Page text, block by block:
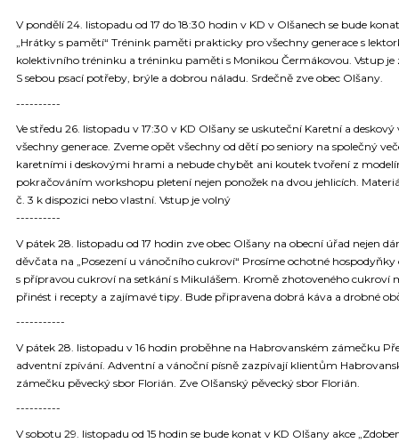
V pondělí 24. listopadu od 17 do 18:30 hodin v KD v Olšanech se bude
„Hrátky s pamětí“ Trénink paměti prakticky pro všechny generace s
kolektivního tréninku a tréninku paměti s Monikou Čermákovou. Vstup je
S sebou psací potřeby, brýle a dobrou náladu. Srdečně zve obec Olšany.
----------
Ve středu 26. listopadu v 17:30 v KD Olšany se uskuteční Karetní a deskový
všechny generace. Zveme opět všechny od dětí po seniory na společný
karetními i deskovými hrami a nebude chybět ani koutek tvoření z
pokračováním workshopu pletení nejen ponožek na dvou jehlicích.
č. 3 k dispozici nebo vlastní. Vstup je volný
----------
V pátek 28. listopadu od 17 hodin zve obec Olšany na obecní úřad nejen
děvčata na „Posezení u vánočního cukroví“ Prosíme ochotné
s přípravou cukroví na setkání s Mikulášem. Kromě zhotoveného cukroví
přinést i recepty a zajímavé tipy. Bude připravena dobrá káva a drobné
-----------
V pátek 28. listopadu v 16 hodin proběhne na Habrovanském zámečku
adventní zpívání. Adventní a vánoční písně zazpívají klientům
zámečku pěvecký sbor Florián. Zve Olšanský pěvecký sbor Florián.
----------
V sobotu 29. listopadu od 15 hodin se bude konat v KD Olšany akce